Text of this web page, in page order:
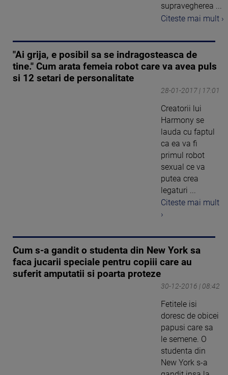
supravegherea ...
Citeste mai mult ›
"Ai grija, e posibil sa se indragosteasca de
tine." Cum arata femeia robot care va avea puls
si 12 setari de personalitate
28-01-2017 | 17:01
Creatorii lui
Harmony se
lauda cu faptul
ca ea va fi
primul robot
sexual ce va
putea crea
legaturi ...
Citeste mai mult
›
Cum s-a gandit o studenta din New York sa
faca jucarii speciale pentru copiii care au
suferit amputatii si poarta proteze
30-12-2016 | 08:42
Fetitele isi
doresc de obicei
papusi care sa
le semene. O
studenta din
New York s-a